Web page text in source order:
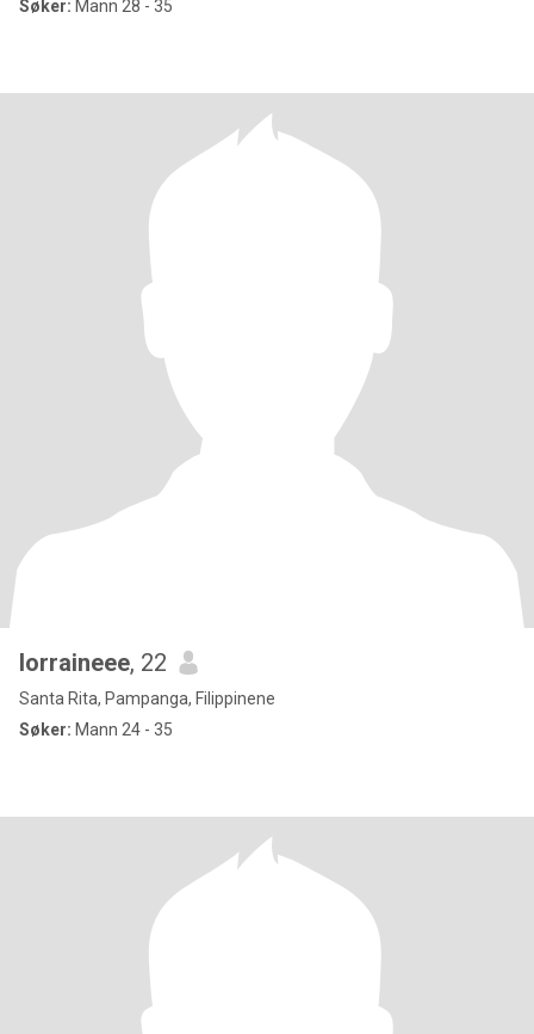
Søker: Mann 28 - 35
lorraineee, 22
Santa Rita, Pampanga, Filippinene
Søker: Mann 24 - 35